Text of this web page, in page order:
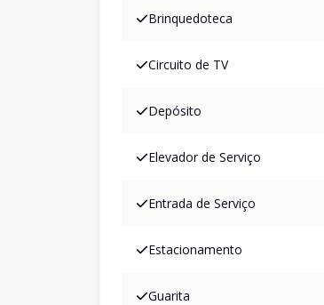
Brinquedoteca
Circuito de TV
Depósito
Elevador de Serviço
Entrada de Serviço
Estacionamento
Guarita